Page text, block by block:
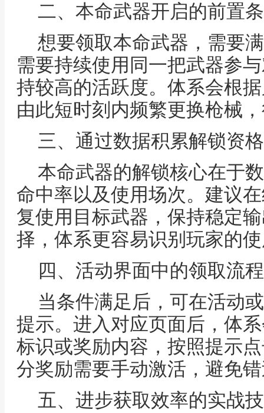
二、本命武器开启的前置
想要领取本命武器，需要
需要持续使用同一把武器参
持较高的活跃度。体系会根
由此短时刻内频繁更换枪械
三、通过数据积累解锁资格
本命武器的解锁核心在于
命中率以及使用场次。建议
复使用目标武器，保持稳定
择，体系更容易识别玩家的
四、活动界面中的领取流程
当条件满足后，可在活动
提示。进入对应页面后，体
标识或奖励内容，按照提示
分奖励需要手动激活，避免
五、进步获取效率的实战